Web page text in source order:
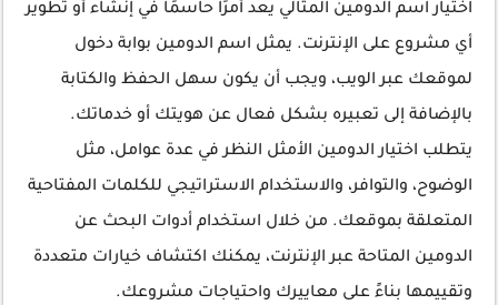
اختيار اسم الدومين المثالي يعد أمرًا حاسمًا في إنشاء أو تطوير
أي مشروع على الإنترنت. يمثل اسم الدومين بوابة دخول
لموقعك عبر الويب، ويجب أن يكون سهل الحفظ والكتابة
بالإضافة إلى تعبيره بشكل فعال عن هويتك أو خدماتك.
يتطلب اختيار الدومين الأمثل النظر في عدة عوامل، مثل
الوضوح، والتوافر، والاستخدام الاستراتيجي للكلمات المفتاحية
المتعلقة بموقعك. من خلال استخدام أدوات البحث عن
الدومين المتاحة عبر الإنترنت، يمكنك اكتشاف خيارات متعددة
وتقييمها بناءً على معاييرك واحتياجات مشروعك.